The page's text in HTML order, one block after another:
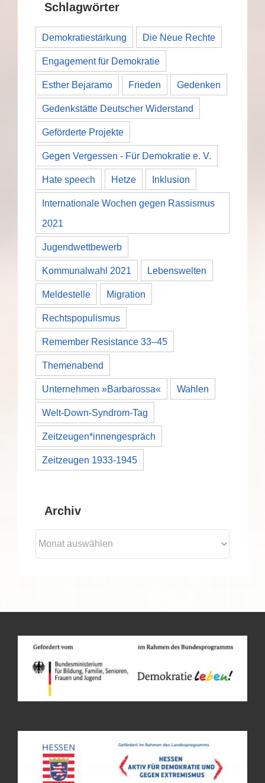
Schlagwörter
Demokratiestärkung Die Neue Rechte
Engagement für Demokratie
Esther Bejaramo Frieden Gedenken
Gedenkstätte Deutscher Widerstand
Geförderte Projekte
Gegen Vergessen - Für Demokratie e. V.
Hate speech Hetze Inklusion
Internationale Wochen gegen Rassismus
2021
Jugendwettbewerb
Kommunalwahl 2021 Lebenswelten
Meldestelle Migration
Rechtspopulismus
Remember Resistance 33–45
Themenabend
Unternehmen »Barbarossa« Wahlen
Welt-Down-Syndrom-Tag
Zeitzeugen*innengespräch
Zeitzeugen 1933-1945
Archiv